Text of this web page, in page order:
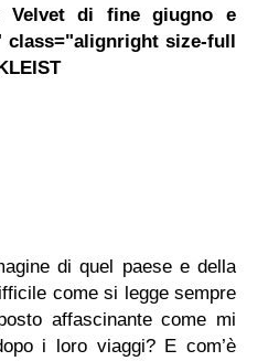
Velvet di fine giugno e
class="alignright size-full
di quel paese e della
come si legge sempre
affascinante come mi
i loro viaggi? E com’è